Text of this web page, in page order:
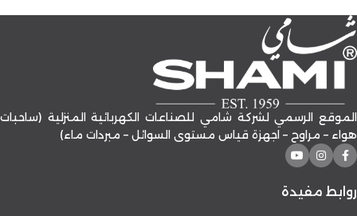
الموقع الرسمي لشركة شامي للصناعات الكهربائية المنزلية (ساحبات
هواء – مراوح – اجهزة قياس مستوى السوائل – مبردات ماء)
روابط مفيدة